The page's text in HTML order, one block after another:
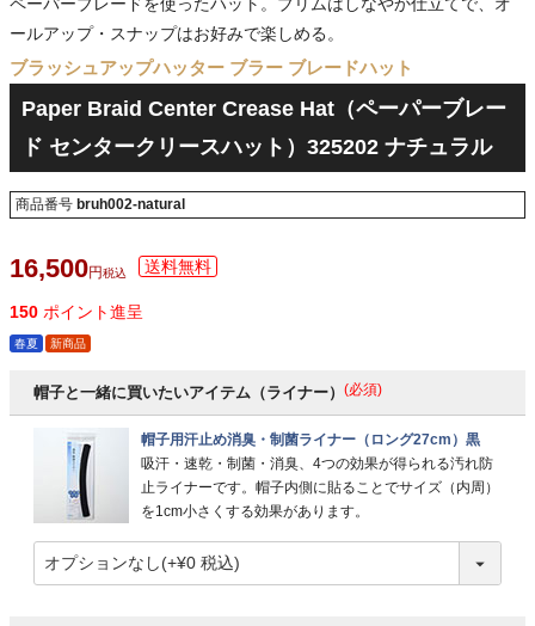
ールアップ・スナップはお好みで楽しめる。
ブラッシュアップハッター ブラー ブレードハット
Paper Braid Center Crease Hat（ペーパーブレー
ド センタークリースハット）325202 ナチュラル
商品番号 bruh002-natural
16,500 税込
150 ポイント進呈
春夏 新商品
帽子と一緒に買いたいアイテム（ライナー） (必須)
帽子用汗止め消臭・制菌ライナー（ロング27cm）黒
吸汗・速乾・制菌・消臭、4つの効果が得られる汚れ防
止ライナーです。帽子内側に貼ることでサイズ（内周）
を1cm小さくする効果があります。